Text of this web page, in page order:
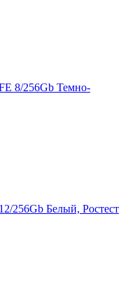
8/256Gb Темно-
256Gb Белый, Ростест